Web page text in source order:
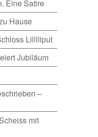
Eine Satire
Hause
Lilllliput
Jubiläum
–
mit